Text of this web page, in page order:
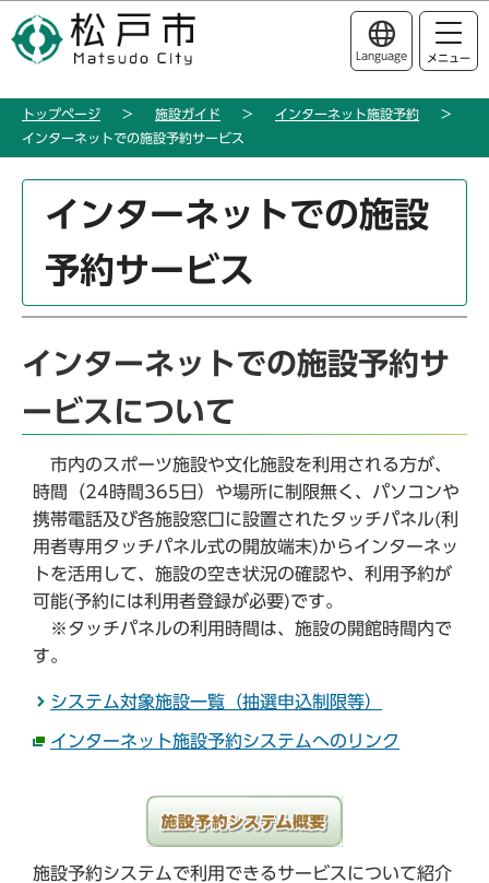
の
ー
このページの本文へ移動
Language メニュー
トップページ 施設ガイド
インターネット施設予約
インターネットでの施設予約サービス
か
インターネットでの施設
予約サービス
インターネットでの施設予約サ
ービスについて
市内のスポーツ施設や文化施設を利用される方が、
時間（24時間365日）や場所に制限無く、パソコンや
携帯電話及び各施設窓口に設置されたタッチパネル(利
用者専用タッチパネル式の開放端末)からインターネッ
トを活用して、施設の空き状況の確認や、利用予約が
可能(予約には利用者登録が必要)です。
※タッチパネルの利用時間は、施設の開館時間内で
す。
システム対象施設一覧（抽選申込制限等）
インターネット施設予約システムへのリンク
施設予約システムで利用できるサービスについて紹介